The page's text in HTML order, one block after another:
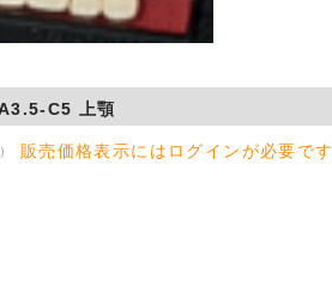
C5 上顎
販売価格表示にはログインが必要です